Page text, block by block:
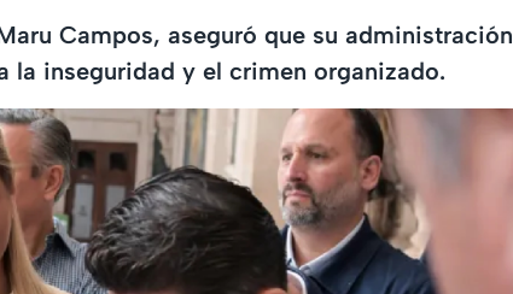
Campos, aseguró que su administración
la inseguridad y el crimen organizado.